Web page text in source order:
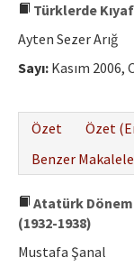
Türklerde
Ayten Sezer Arığ
Sayı: Kasım 2006,
Özet
Özet
Benzer
Atatürk
(1932-1938)
Mustafa Şanal